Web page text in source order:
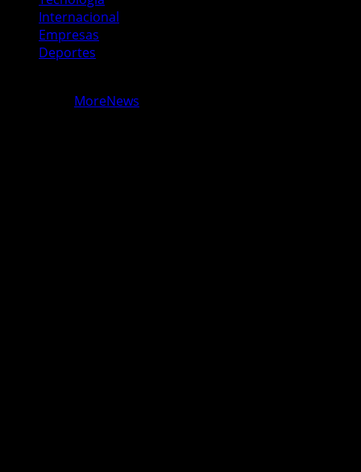
Internacional
Empresas
Deportes
MoreNews